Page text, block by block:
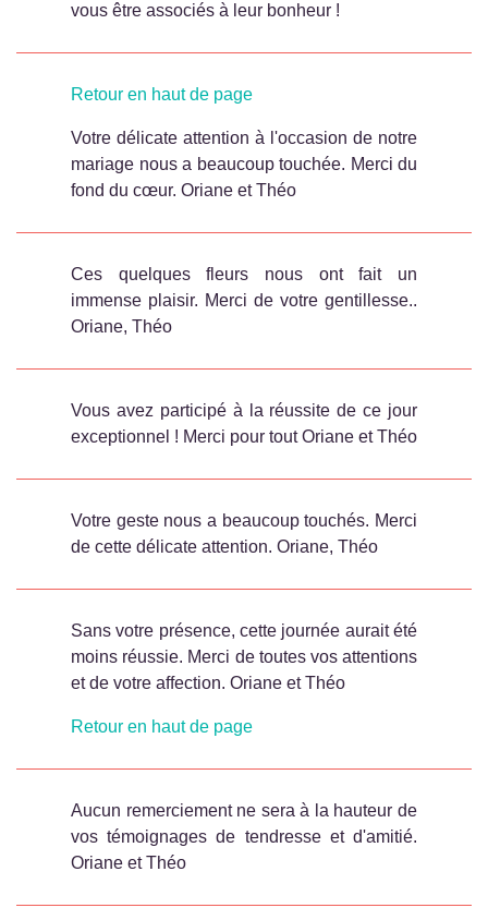
vous être associés à leur bonheur !
Retour en haut de page
Votre délicate attention à l'occasion de notre
mariage nous a beaucoup touchée. Merci du
fond du cœur. Oriane et Théo
Ces quelques fleurs nous ont fait un
immense plaisir. Merci de votre gentillesse..
Oriane, Théo
Vous avez participé à la réussite de ce jour
exceptionnel ! Merci pour tout Oriane et Théo
Votre geste nous a beaucoup touchés. Merci
de cette délicate attention. Oriane, Théo
Sans votre présence, cette journée aurait été
moins réussie. Merci de toutes vos attentions
et de votre affection. Oriane et Théo
Retour en haut de page
Aucun remerciement ne sera à la hauteur de
vos témoignages de tendresse et d'amitié.
Oriane et Théo